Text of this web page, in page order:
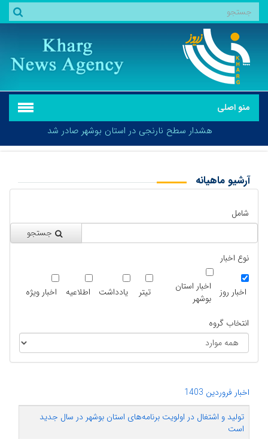
منو اصلی
هشدار سطح نارنجی در استان بوشهر صادر شد
آرشیو ماهیانه
شامل
جستجو
نوع اخبار
اخبار روز
اخبار استان
بوشهر
تیتر یادداشت اطلاعیه اخبار ویژه
انتخاب گروه
اخبار فروردین 1403
تولید و اشتغال در اولویت برنامه‌های استان بوشهر در سال جدید
است